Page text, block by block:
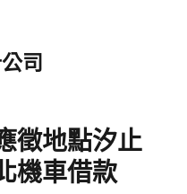
司
徵地點汐止
機車借款